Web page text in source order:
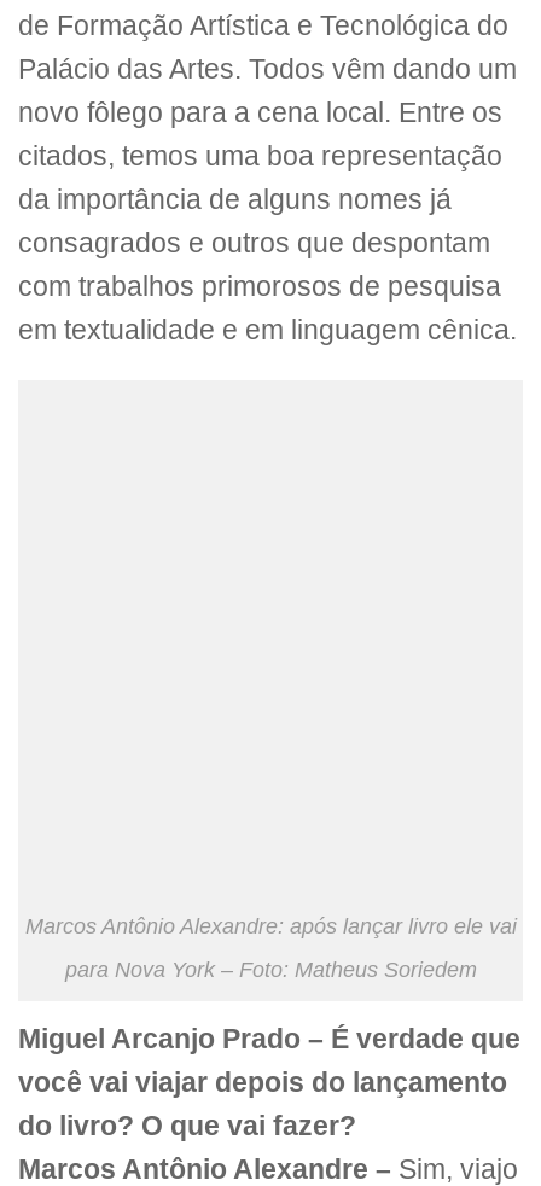
de Formação Artística e Tecnológica do
Palácio das Artes. Todos vêm dando um
novo fôlego para a cena local. Entre os
citados, temos uma boa representação
da importância de alguns nomes já
consagrados e outros que despontam
com trabalhos primorosos de pesquisa
em textualidade e em linguagem cênica.
Marcos Antônio Alexandre: após lançar livro ele vai
para Nova York – Foto: Matheus Soriedem
Miguel Arcanjo Prado – É verdade que
você vai viajar depois do lançamento
do livro? O que vai fazer?
Marcos Antônio Alexandre – Sim, viajo